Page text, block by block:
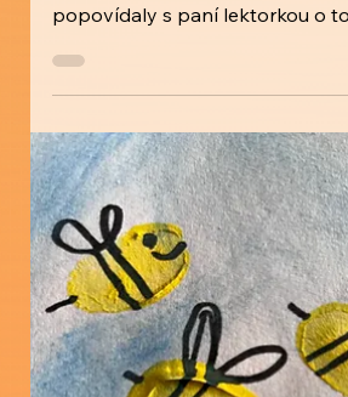
V pondělí 18. 5. se část dětí ŠD
popovídaly s paní lektorkou o
jóga je a k čemu slouží. Přišlo se
na podstatnou informaci, že
prospěšná. Poté se děti protáhly, pohopsaly a
zacvičily si cviky dle jógových
správně dýchat. Nakonec jsme
mandalu. Více ve fotogalerii. Za
Katka 🌞